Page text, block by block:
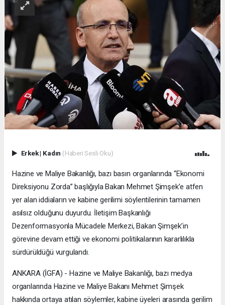
Erkek| Kadın (Haberi Sesli Oku)
Hazine ve Maliye Bakanlığı, bazı basın organlarında “Ekonomi
Direksiyonu Zorda” başlığıyla Bakan Mehmet Şimşek’e atfen
yer alan iddiaların ve kabine gerilimi söylentilerinin tamamen
asılsız olduğunu duyurdu. İletişim Başkanlığı
Dezenformasyonla Mücadele Merkezi, Bakan Şimşek’in
görevine devam ettiği ve ekonomi politikalarının kararlılıkla
sürdürüldüğü vurgulandı.
ANKARA (İGFA) - Hazine ve Maliye Bakanlığı, bazı medya
organlarında Hazine ve Maliye Bakanı Mehmet Şimşek
hakkında ortaya atılan söylemler, kabine üyeleri arasında gerilim